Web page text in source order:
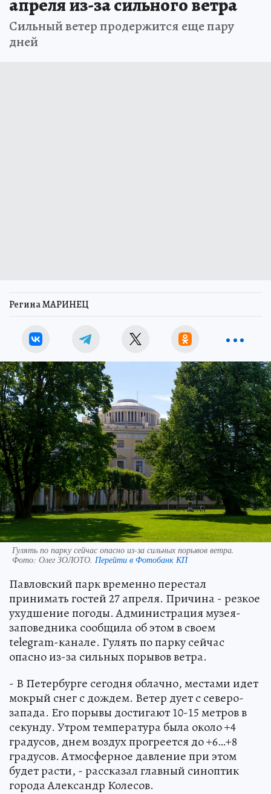
Сильный ветер продержится еще пару
дней
Регина МАРИНЕЦ
Гулять по парку сейчас опасно из-за сильных порывов ветра.
Фото: Олег ЗОЛОТО. Перейти в Фотобанк КП
Павловский парк временно перестал
принимать гостей 27 апреля. Причина - резкое
ухудшение погоды. Администрация музея-
заповедника сообщила об этом в своем
telegram-канале. Гулять по парку сейчас
опасно из-за сильных порывов ветра.
- В Петербурге сегодня облачно, местами идет
мокрый снег с дождем. Ветер дует с северо-
запада. Его порывы достигают 10-15 метров в
секунду. Утром температура была около +4
градусов, днем воздух прогреется до +6…+8
градусов. Атмосферное давление при этом
будет расти, - рассказал главный синоптик
города Александр Колесов.